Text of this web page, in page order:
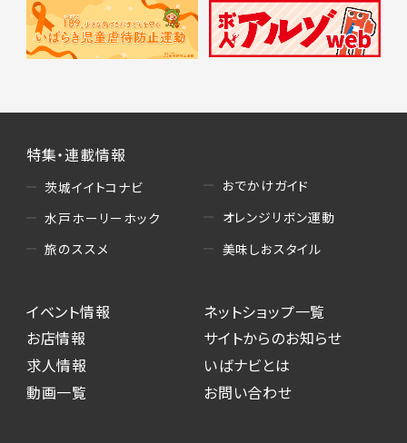
特集・連載情報
茨城イイトコナビ
水戸ホーリーホック
旅のススメ
おでかけガイド
オレンジリボン運動
美味しおスタイル
イベント情報
お店情報
求人情報
動画一覧
ネットショップ一覧
サイトからのお知らせ
いばナビとは
お問い合わせ